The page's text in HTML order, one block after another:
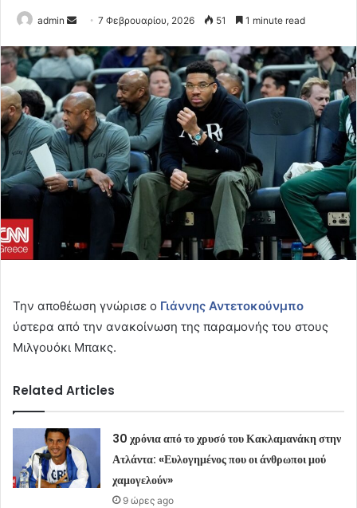
admin
Send
email
7 Φεβρουαρίου, 2026 51 1 minute read
Την αποθέωση γνώρισε ο Γιάννης Αντετοκούνμπο
ύστερα από την ανακοίνωση της παραμονής του στους
Μιλγουόκι Μπακς.
Related Articles
30 χρόνια από το χρυσό του Κακλαμανάκη στην
Ατλάντα: «Ευλογημένος που οι άνθρωποι μού
χαμογελούν»
9 ώρες ago